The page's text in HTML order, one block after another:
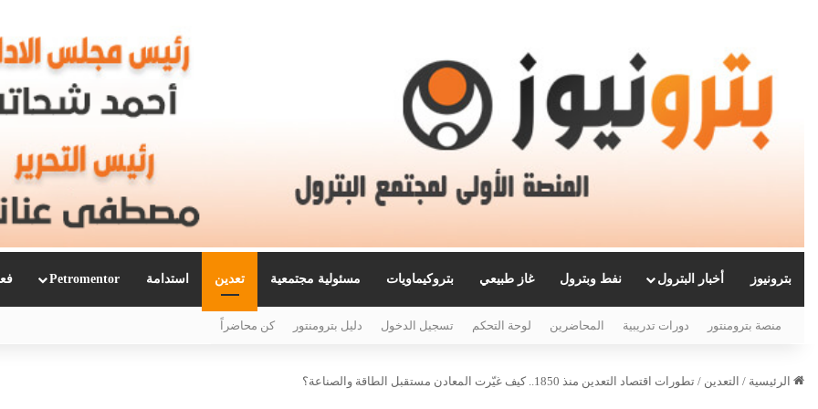
بترونيوز أخبار البترول نفط وبترول غاز طبيعي بتروكيماويات مسئولية مجتمعية تعدين استدامة Petromentor
منصة بترومنتور دورات تدريبية المحاضرين لوحة التحكم تسجيل الدخول دليل بترومنتور كن محاضراً
الرئيسية / التعدين / تطورات اقتصاد التعدين منذ 1850.. كيف غيّرت المعادن مستقبل الطاقة والصناعة؟